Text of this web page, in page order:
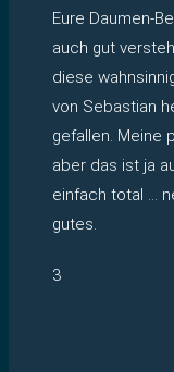
Eure Daumen-
auch gut
diese
von Sebastian
gefallen. Meine
aber das ist ja
einfach total …
gutes.
3